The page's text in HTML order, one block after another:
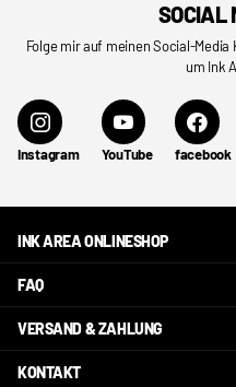
SOCIAL
Folge mir auf meinen Social-
um Ink
Instagram YouTube facebook
INK AREA ONLINESHOP
FAQ
VERSAND & ZAHLUNG
KONTAKT